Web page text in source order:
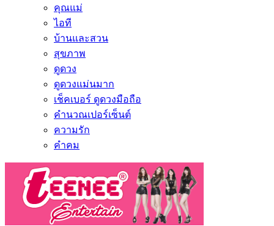
คุณแม่
ไอที
บ้านและสวน
สุขภาพ
ดูดวง
ดูดวงแม่นมาก
เช็คเบอร์ ดูดวงมือถือ
คำนวณเปอร์เซ็นต์
ความรัก
คำคม